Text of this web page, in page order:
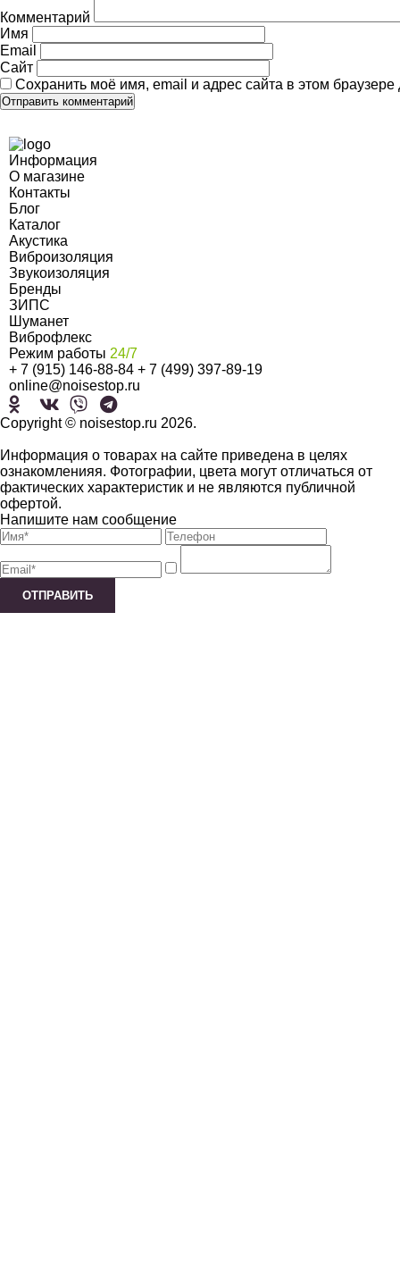
Комментарий
Имя
Email
Сайт
Сохранить моё имя, email и адрес сайта в этом
Информация
О магазине
Контакты
Блог
Каталог
Акустика
Виброизоляция
Звукоизоляция
Бренды
ЗИПС
Шуманет
Виброфлекс
Режим работы 24/7
+ 7 (915) 146-88-84 + 7 (499) 397-89-19
online@noisestop.ru
Copyright © noisestop.ru 2026.
Информация о товарах на сайте приведена в целях
ознакомленияя. Фотографии, цвета могут отличаться от
фактических характеристик и не являются публичной
офертой.
Напишите нам сообщение
ОТПРАВИТЬ